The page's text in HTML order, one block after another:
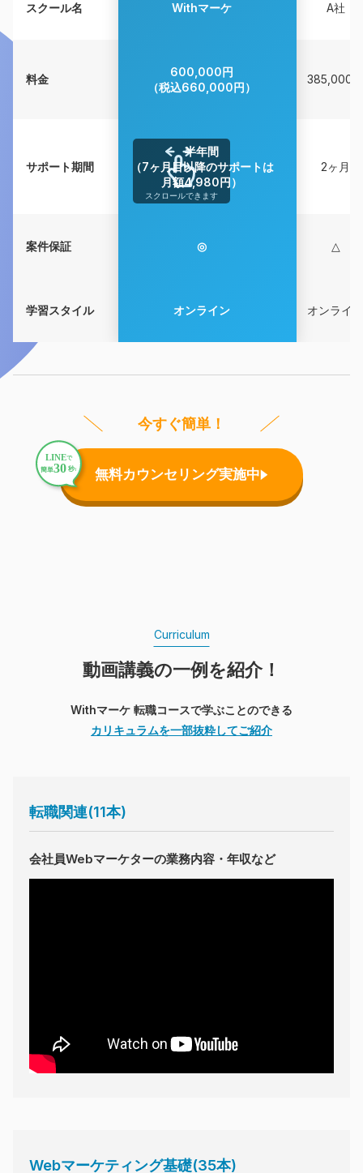
スクール名 Withマーケ A社
料金
600,000円
（税込660,000円）
385,000円
サポート期間
半年間
（7ヶ月目以降のサポートは
月額4,980円）
2ヶ月
案件保証 ◎ △
学習スタイル オンライン オンライン
スクロールできます
無料カウンセリング実施中
今すぐ簡単！
Curriculum
動画講義の一例を紹介！
Withマーケ 転職コースで学ぶことのできる
カリキュラムを一部抜粋してご紹介
転職関連(11本)
会社員Webマーケターの業務内容・年収など
Webマーケティング基礎(35本)